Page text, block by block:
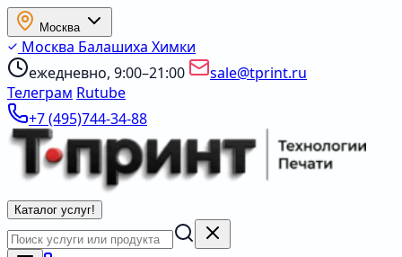
Москва
Москва Балашиха Химки
ежедневно, 9:00–21:00
sale@tprint.ru
Телеграм Rutube
+7 (495)744-34-88
Каталог услуг!